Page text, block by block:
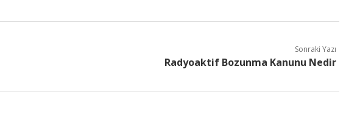
Sonraki Yazı
Radyoaktif Bozunma Kanunu Nedir